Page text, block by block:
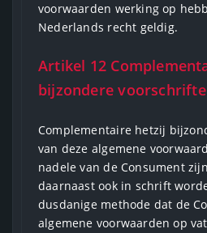
voorwaarden werking op
Nederlands recht geldig.
Artikel 12
bijzondere
Complementaire hetzij
van deze algemene
nadele van de Consument
daarnaast ook in schrift
dusdanige methode dat de
algemene voorwaarden op